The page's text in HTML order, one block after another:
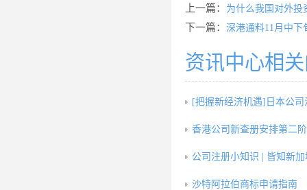
上一篇： 为什么我国对外投
下一篇： 深港通料11月中下
资讯中心相
[把握新经济机遇]日本公司
香港公司新查册安排第二
公司注册小知识 | 皆知新加
沙特阿拉伯商标申请指南